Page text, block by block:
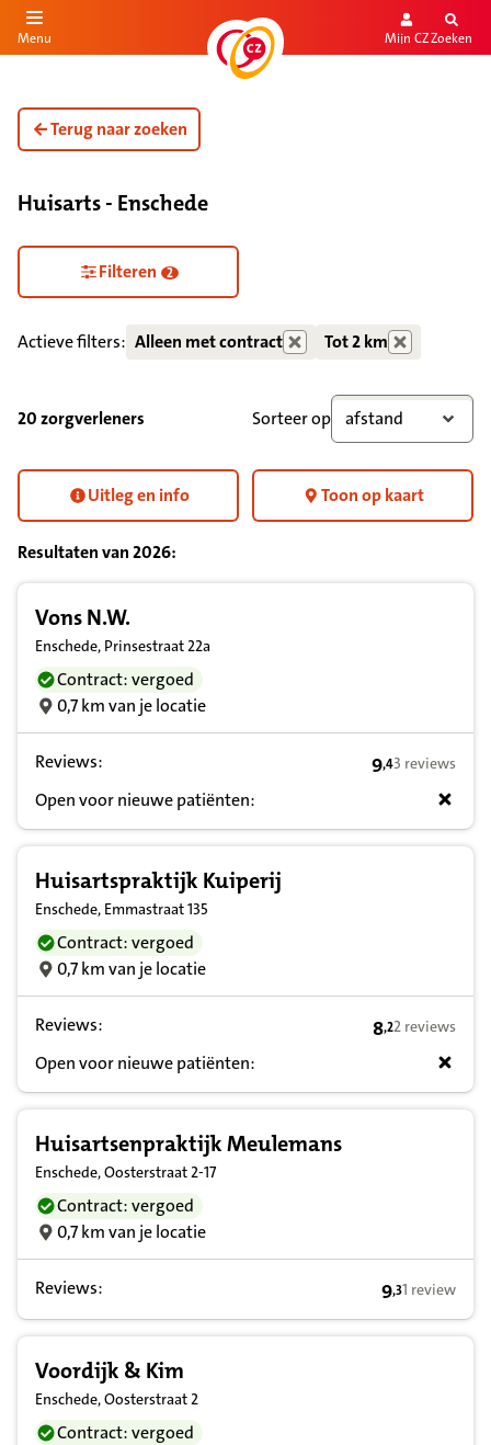
de inhoud
Menu Mijn CZZoeken
Terug naar zoeken
Huisarts - Enschede
Zorgdiensten verborgen
Filteren 2
Actieve filters: Alleen met contract Tot 2 km
20 zorgverleners Sorteer op afstand
Uitleg en info Toon op kaart
Resultaten van2026:
Vons N.W.
Enschede, Prinsestraat 22a
Contract: vergoed
0,7 km van je locatie
Reviews: 9,4 op basis
9,43 reviews
Open voor nieuwe patiënten:
Huisartspraktijk Kuiperij
Enschede, Emmastraat 135
Contract: vergoed
0,7 km van je locatie
Reviews: 8,2 op basis
8,22 reviews
Open voor nieuwe patiënten:
Huisartsenpraktijk Meulemans
Enschede, Oosterstraat 2-17
Contract: vergoed
0,7 km van je locatie
Reviews: 9,3 op basis
9,31 review
Voordijk & Kim
Enschede, Oosterstraat 2
Contract: vergoed